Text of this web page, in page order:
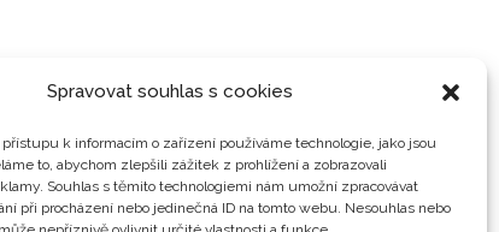
Spravovat souhlas s cookies
k informacím o zařízení používáme technologie, jako jsou
to, abychom zlepšili zážitek z prohlížení a zobrazovali
Souhlas s těmito technologiemi nám umožní zpracovávat
při procházení nebo jedinečná ID na tomto webu. Nesouhlas nebo